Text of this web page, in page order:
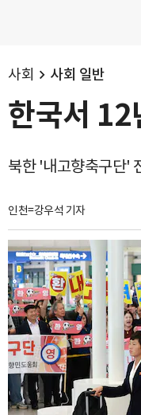
사회 사회 일반
한국서 12
북한 '내고향축구단'
인천=강우석 기자